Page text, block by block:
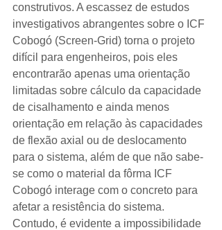
construtivos. A escassez de estudos
investigativos abrangentes sobre o ICF
Cobogó (Screen-Grid) torna o projeto
difícil para engenheiros, pois eles
encontrarão apenas uma orientação
limitadas sobre cálculo da capacidade
de cisalhamento e ainda menos
orientação em relação às capacidades
de flexão axial ou de deslocamento
para o sistema, além de que não sabe-
se como o material da fôrma ICF
Cobogó interage com o concreto para
afetar a resistência do sistema.
Contudo, é evidente a impossibilidade